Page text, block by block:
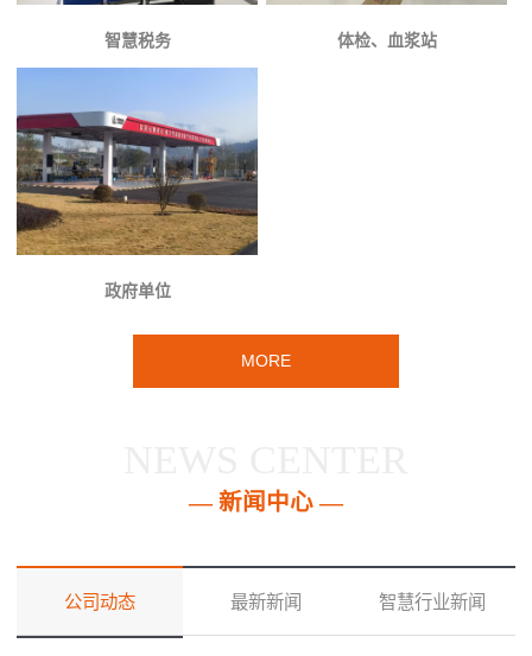
智慧税务 体检、血浆站
政府单位
MORE
— 新闻中心 —
公司动态 最新新闻 智慧行业新闻